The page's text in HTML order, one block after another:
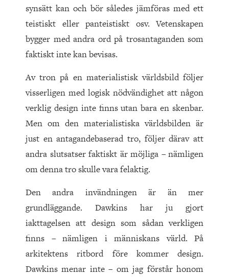
synsätt kan och bör således jämföras med ett
teistiskt eller panteistiskt osv. Vetenskapen
bygger med andra ord på trosantaganden som
faktiskt inte kan bevisas.
Av tron på en materialistisk världsbild följer
visserligen med logisk nödvändighet att någon
verklig design inte finns utan bara en skenbar.
Men om den materialistiska världsbilden är
just en antagandebaserad tro, följer därav att
andra slutsatser faktiskt är möjliga – nämligen
om denna tro skulle vara felaktig.
Den andra invändningen är än mer
grundläggande. Dawkins har ju gjort
iakttagelsen att design som sådan verkligen
finns – nämligen i människans värld. På
arkitektens ritbord före kommer design.
Dawkins menar inte – om jag förstår honom